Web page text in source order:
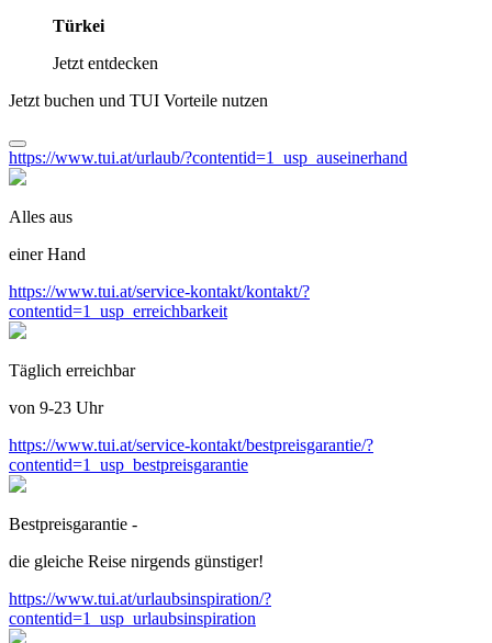
Türkei
Jetzt entdecken
Jetzt buchen und TUI Vorteile nutzen
https://www.tui.at/urlaub/?contentid=1_usp_auseinerhand
Alles aus
einer Hand
https://www.tui.at/service-kontakt/kontakt/?
contentid=1_usp_erreichbarkeit
Täglich erreichbar
von 9-23 Uhr
https://www.tui.at/service-kontakt/bestpreisgarantie/?
contentid=1_usp_bestpreisgarantie
Bestpreisgarantie -
die gleiche Reise nirgends günstiger!
https://www.tui.at/urlaubsinspiration/?
contentid=1_usp_urlaubsinspiration